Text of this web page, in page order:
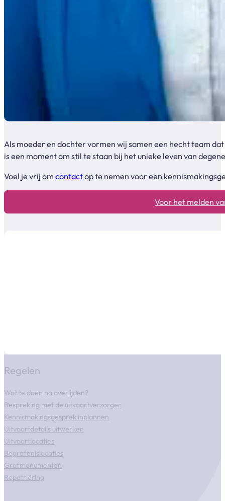
Als moeder en dochter vormen wij samen een hecht team
is een moment om stil te staan bij het unieke leven van
Voel je vrij om contactop te nemen voor een
Voor het melden
Regelen
Wat te doen na overlijden?
Bespreking met de uitvaartverzorger
Kennismakingsgesprek inplannen
Uitvaartdetails uitwerken
Uitvaartlocaties
Begrafenislocaties
Grafmonumenten
Repatriëring